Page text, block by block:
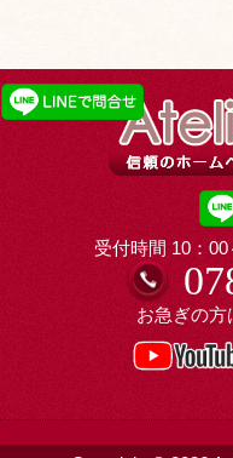
受付時間 10：
お急ぎの方